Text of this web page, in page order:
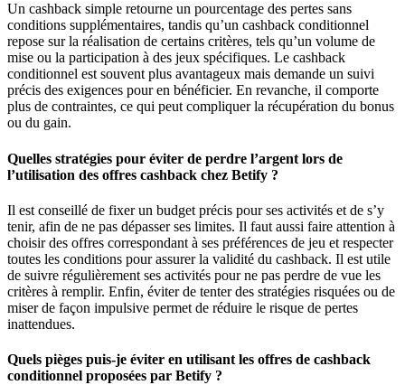
Un cashback simple retourne un pourcentage des pertes sans
conditions supplémentaires, tandis qu’un cashback conditionnel
repose sur la réalisation de certains critères, tels qu’un volume de
mise ou la participation à des jeux spécifiques. Le cashback
conditionnel est souvent plus avantageux mais demande un suivi
précis des exigences pour en bénéficier. En revanche, il comporte
plus de contraintes, ce qui peut compliquer la récupération du bonus
ou du gain.
Quelles stratégies pour éviter de perdre l’argent lors de
l’utilisation des offres cashback chez Betify ?
Il est conseillé de fixer un budget précis pour ses activités et de s’y
tenir, afin de ne pas dépasser ses limites. Il faut aussi faire attention à
choisir des offres correspondant à ses préférences de jeu et respecter
toutes les conditions pour assurer la validité du cashback. Il est utile
de suivre régulièrement ses activités pour ne pas perdre de vue les
critères à remplir. Enfin, éviter de tenter des stratégies risquées ou de
miser de façon impulsive permet de réduire le risque de pertes
inattendues.
Quels pièges puis-je éviter en utilisant les offres de cashback
conditionnel proposées par Betify ?